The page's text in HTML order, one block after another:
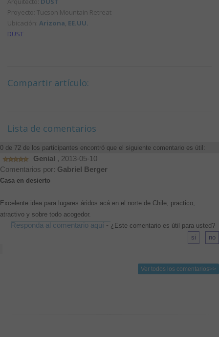
Proyecto: Tucson Mountain Retreat
Ubicación: Arizona, EE.UU.
DUST
Compartir artículo:
Lista de comentarios
0 de 72 de los participantes encontró que el siguiente comentario es útil:
Genial , 2013-05-10
Comentarios por: Gabriel Berger
Casa en desierto
Excelente idea para lugares áridos acá en el norte de Chile, practico,
atractivo y sobre todo acogedor.
Responda al comentario aquí - ¿Este comentario es útil para usted?
Ver todos los comentarios>>